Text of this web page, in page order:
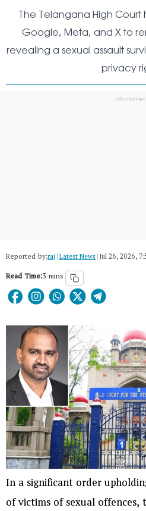
The Telangana High
Google, Meta, and X to
revealing a sexual assault
privacy
Reported by:raj|Latest News|Jul 26, 2026,
Read Time:3 mins
In a significant order
of victims of sexual offences,